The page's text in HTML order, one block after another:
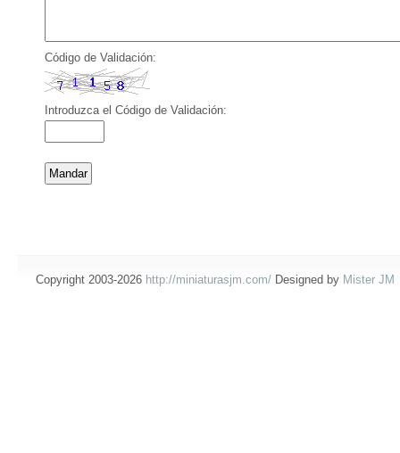
Código de Validación:
Introduzca el Código de Validación:
Copyright 2003-2026 http://miniaturasjm.com/ Designed by Mister JM